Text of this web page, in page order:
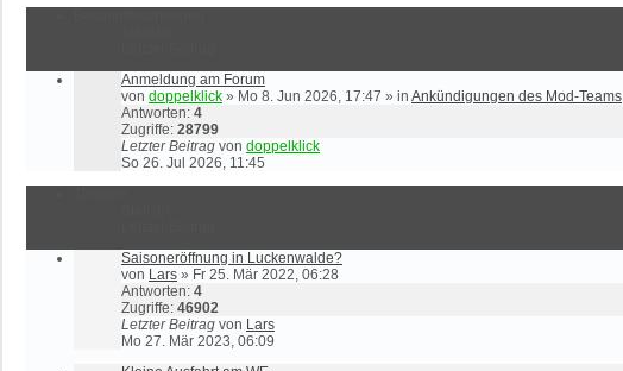
Anmeldung am Forum
von doppelklick » Mo 8. Jun 2026, 17:47 » in Ankündigungen des Mod-Teams
Antworten: 4
Zugriffe: 28799
Letzter Beitrag von doppelklick
So 26. Jul 2026, 11:45
Saisoneröffnung in Luckenwalde?
von Lars » Fr 25. Mär 2022, 06:28
Antworten: 4
Zugriffe: 46902
Letzter Beitrag von Lars
Mo 27. Mär 2023, 06:09